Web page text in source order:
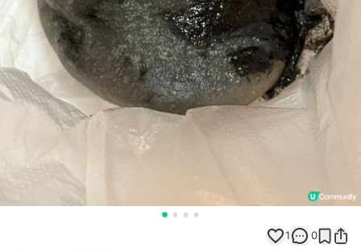
1 0